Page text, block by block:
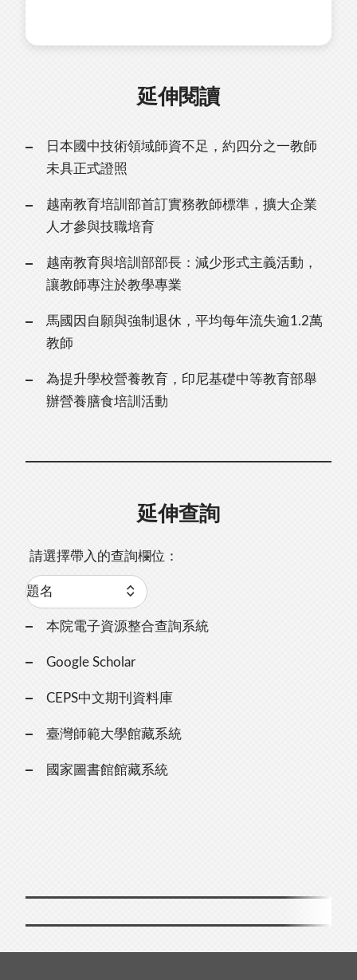
延伸閱讀
日本國中技術領域師資不足，約四分之一教師
未具正式證照
越南教育培訓部首訂實務教師標準，擴大企業
人才參與技職培育
越南教育與培訓部部長：減少形式主義活動，
讓教師專注於教學專業
馬國因自願與強制退休，平均每年流失逾1.2萬
教師
為提升學校營養教育，印尼基礎中等教育部舉
辦營養膳食培訓活動
延伸查詢
請選擇帶入的查詢欄位：
本院電子資源整合查詢系統
Google Scholar
CEPS中文期刊資料庫
臺灣師範大學館藏系統
國家圖書館館藏系統